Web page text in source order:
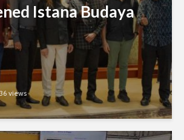
Istana Budaya
36 views